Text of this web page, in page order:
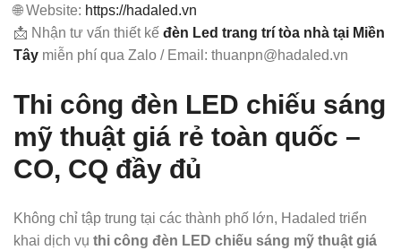
🌐 Website: https://hadaled.vn
📩 Nhận tư vấn thiết kế đèn Led trang trí tòa nhà tại Miền
Tây miễn phí qua Zalo / Email: thuanpn@hadaled.vn
Thi công đèn LED chiếu sáng
mỹ thuật giá rẻ toàn quốc –
CO, CQ đầy đủ
Không chỉ tập trung tại các thành phố lớn, Hadaled triển
khai dịch vụ thi công đèn LED chiếu sáng mỹ thuật giá